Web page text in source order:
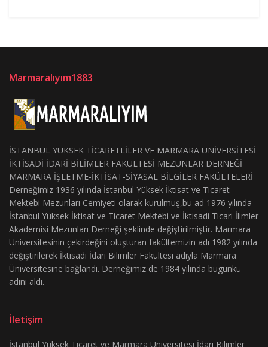
Marmaralıyım1883
İSTANBUL YÜKSEK TİCARETLİLER VE MARMARA ÜNİVERSİTESİ
İKTİSADİ İDARİ BİLİMLER FAKÜLTESİ MEZUNLAR DERNEĞİ
MARMARA İŞLETME-İKTİSAT-SİYASAL BİLGİLER FAKÜLTELERİ
Derneğimiz 1936 yılında İstanbul Yüksek İktisat ve Ticaret
Mektebi Mezunları Cemiyeti olarak kurulmuş,bu ad 1976 yılında
İstanbul Yüksek İktisat ve Ticaret Mektebi ve İktisadi Ticari İlimler
Akademisi Mezunları Derneği şeklinde değiştirilmiştir. Marmara
Üniversitesinin çekirdeğini oluşturan fakültemizin adı 1982 yılında
değiştirilerek İktisadi İdari Bilimler Fakültesi adıyla Marmara
Üniversitesine bağlandı. Derneğimiz de 1984 yılında bugünkü
adını aldı.
İletişim
İstanbul Yüksek Ticaret ve Marmara Üniversitesi İdari Bilimler